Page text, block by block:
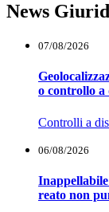
News
07/08/2026
o controllo a
Controlli a
06/08/2026
reato non